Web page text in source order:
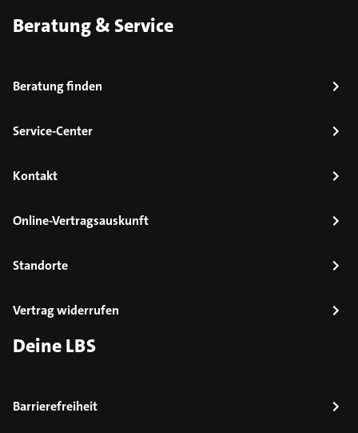
Beratung & Service
Beratung finden
Service-Center
Kontakt
Online-Vertragsauskunft
Standorte
Vertrag widerrufen
Deine LBS
Barrierefreiheit